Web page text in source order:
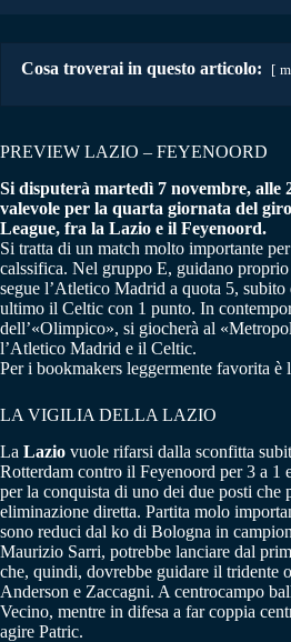
Cosa troverai in questo articolo:
PREVIEW LAZIO – FEYENOORD
Si disputerà martedì 7 novembre, alle
valevole per la quarta giornata del
League, fra la Lazio e il Feyenoord.
Si tratta di un match molto importante
calssifica. Nel gruppo E, guidano
segue l’Atletico Madrid a quota 5,
ultimo il Celtic con 1 punto. In
dell’«Olimpico», si giocherà al
l’Atletico Madrid e il Celtic.
Per i bookmakers leggermente favorita è
LA VIGILIA DELLA LAZIO
La Lazio vuole rifarsi dalla sconfitta
Rotterdam contro il Feyenoord per 3 a 1
per la conquista di uno dei due posti che
eliminazione diretta. Partita molo
sono reduci dal ko di Bologna in
Maurizio Sarri, potrebbe lanciare dal
che, quindi, dovrebbe guidare il tridente
Anderson e Zaccagni. A centrocampo
Vecino, mentre in difesa a far coppia
agire Patric.